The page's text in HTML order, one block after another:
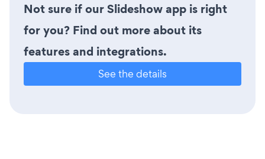
Not sure if our Slideshow app is right
for you? Find out more about its
features and integrations.
See the details